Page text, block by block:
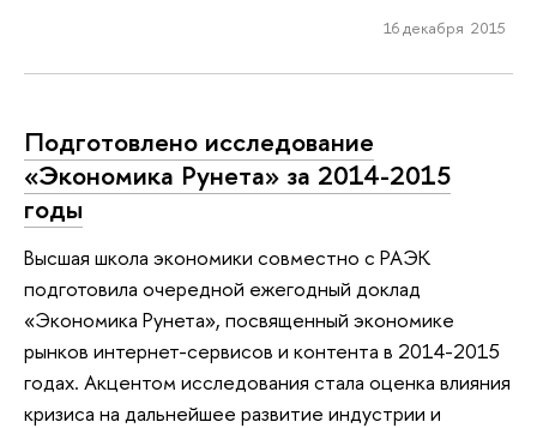
16 декабря 2015
Подготовлено исследование
«Экономика Рунета» за 2014-2015
годы
Высшая школа экономики совместно с РАЭК
подготовила очередной ежегодный доклад
«Экономика Рунета», посвященный экономике
рынков интернет-сервисов и контента в 2014-2015
годах. Акцентом исследования стала оценка влияния
кризиса на дальнейшее развитие индустрии и